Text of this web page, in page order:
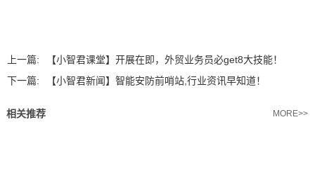
上一篇:
【小智君课堂】开展在即，外贸业务员必get8大技能！
下一篇:
【小智君新闻】智能安防前哨站,行业资讯早知道！
相关推荐 MORE>>